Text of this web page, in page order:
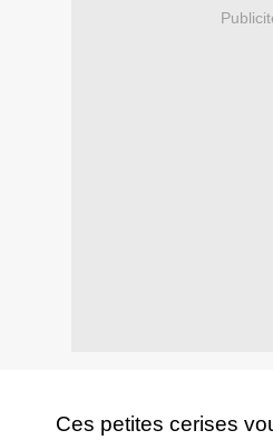
Ces petites cerises